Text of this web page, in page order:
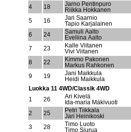
4
18
Jarno Pentinpuro
Riikka Hokkanen
5
16
Jari Saarnio
Tapio Karjalainen
6
24
Samuli Aalto
Eveliina Aalto
7
23
Kalle Viitanen
Vivi Viitanen
8
22
Kimmo Pakonen
Markus Rahkonen
9
19
Jani Maikkula
Heidi Maikkula
Luokka 11 4WD/Classik 4WD
1
26
Ari Kivelä
Ida-maria Mäkivuoti
2
25
Petri Tiikkala
Jari Heinikoski
3
28
Timo Luoto
Timo Siurua